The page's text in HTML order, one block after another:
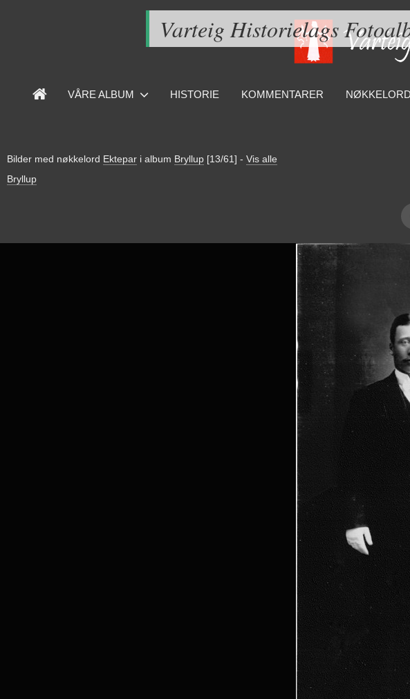
Varteig Historielags
VÅRE ALBUM HISTORIE KOMMENTARER NØKKELORD
Bilder med nøkkelord Ektepar i album Bryllup [13/61] - Vis alle
Bryllup